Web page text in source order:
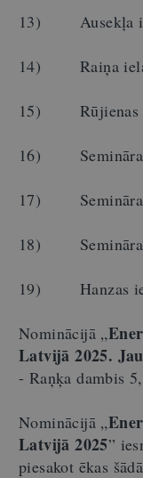
13) Ausekļa
14) Raiņa iela
15) Rūjienas
16) Semināra
17) Semināra
18) Semināra
19) Hanzas
Nominācijā „
Latvijā 2025.
- Raņķa dambis
Nominācijā „
Latvijā 2025”
piesakot ēkas